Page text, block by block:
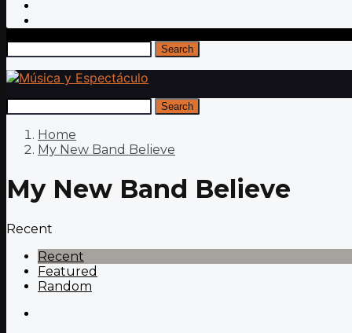
Search
Search
Home
My New Band Believe
My New Band Believe
Recent
Recent
Featured
Random